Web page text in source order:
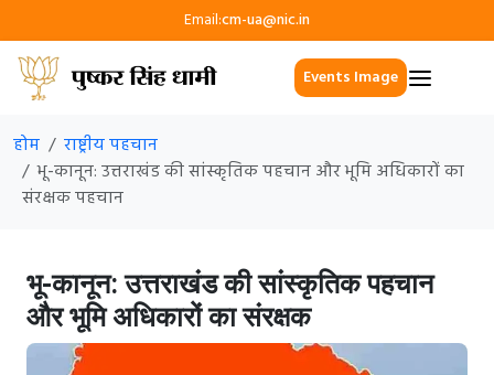
Email:cm-ua@nic.in
Events Image
होम
राष्ट्रीय पहचान
भू-कानून: उत्तराखंड की सांस्कृतिक पहचान और भूमि अधिकारों का
संरक्षक पहचान
भू-कानून: उत्तराखंड की सांस्कृतिक पहचान
और भूमि अधिकारों का संरक्षक